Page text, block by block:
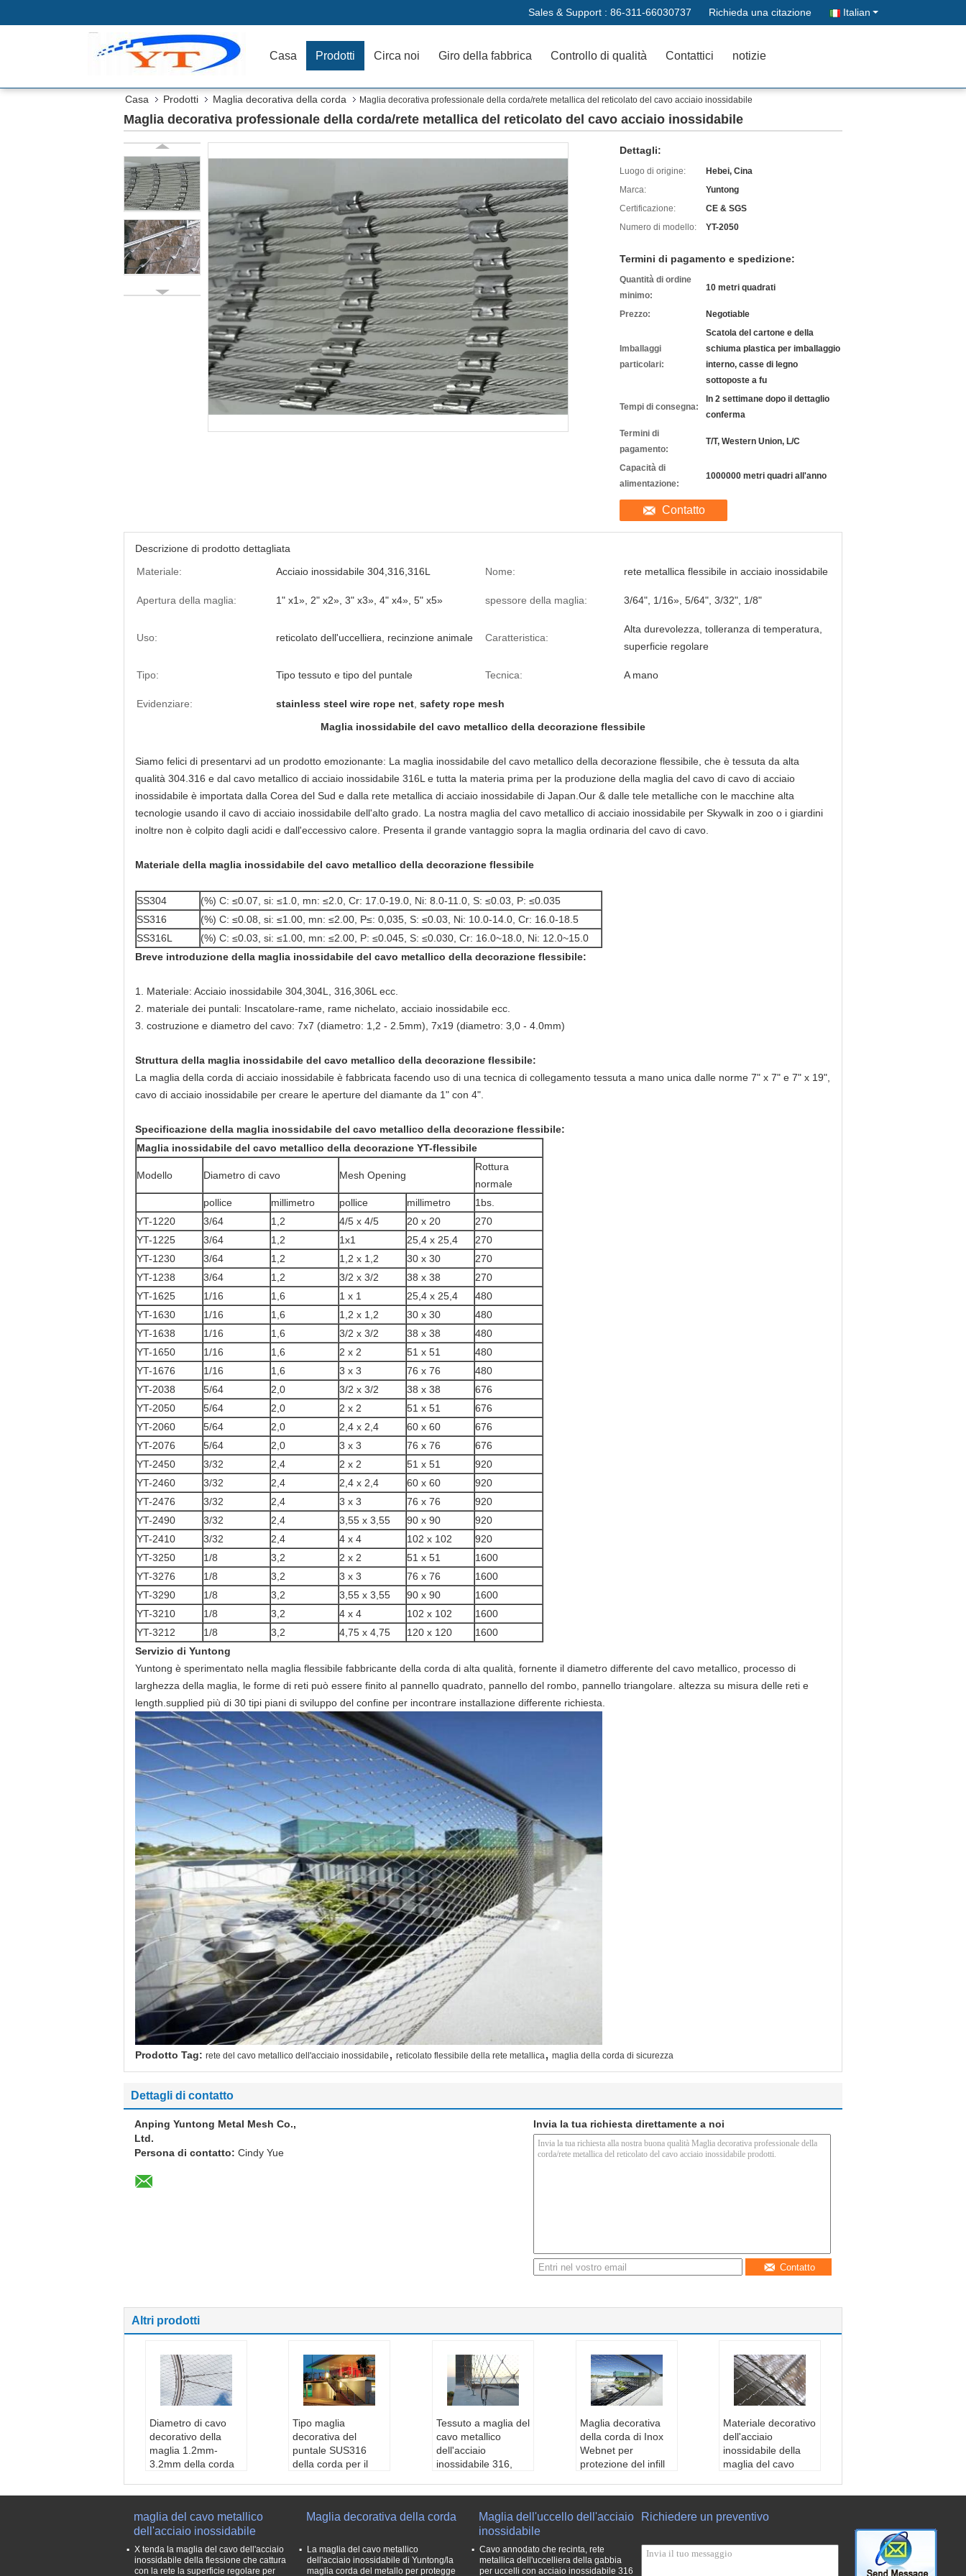
Sales & Support : 86-311-66030737 Richieda una citazione Italian
Casa Prodotti Circa noi Giro della fabbrica Controllo di qualità Contattici notizie
Casa Prodotti Maglia decorativa della corda Maglia decorativa professionale della corda/rete metallica del reticolato del cavo acciaio inossidabile
Maglia decorativa professionale della corda/rete metallica del reticolato del cavo acciaio inossidabile
Dettagli:
Luogo di origine:
Hebei, Cina
Marca:
Yuntong
Certificazione:
CE & SGS
Numero di modello:
YT-2050
Termini di pagamento e spedizione:
Quantità di ordine
minimo:
10 metri quadrati
Prezzo: Negotiable
Imballaggi
particolari:
Scatola del cartone e della
schiuma plastica per imballaggio
interno, casse di legno
sottoposte a fu
Tempi di consegna:
In 2 settimane dopo il dettaglio
conferma
Termini di
pagamento:
T/T, Western Union, L/C
Capacità di
alimentazione:
1000000 metri quadri all'anno
Contatto
Descrizione di prodotto dettagliata
Materiale:
Acciaio inossidabile 304,316,316L Nome: rete metallica flessibile in acciaio inossidabile
Apertura della maglia: 1" x1», 2" x2», 3" x3», 4" x4», 5" x5» spessore della maglia: 3/64", 1/16», 5/64", 3/32", 1/8"
Uso: reticolato dell'uccelliera, recinzione animale Caratteristica:
Alta durevolezza, tolleranza di temperatura,
superficie regolare
Tipo: Tipo tessuto e tipo del puntale Tecnica: A mano
Evidenziare: stainless steel wire rope net safety rope mesh
Maglia inossidabile del cavo metallico della decorazione flessibile
Siamo felici di presentarvi ad un prodotto emozionante: La maglia inossidabile del cavo metallico della decorazione flessibile, che è tessuta da alta
qualità 304.316 e dal cavo metallico di acciaio inossidabile 316L e tutta la materia prima per la produzione della maglia del cavo di cavo di acciaio
inossidabile è importata dalla Corea del Sud e dalla rete metallica di acciaio inossidabile di Japan.Our & dalle tele metalliche con le macchine alta
tecnologie usando il cavo di acciaio inossidabile dell'alto grado. La nostra maglia del cavo metallico di acciaio inossidabile per Skywalk in zoo o i giardini
inoltre non è colpito dagli acidi e dall'eccessivo calore. Presenta il grande vantaggio sopra la maglia ordinaria del cavo di cavo.
Materiale della maglia inossidabile del cavo metallico della decorazione flessibile
SS304
(%) C: ≤0.07, si: ≤1.0, mn: ≤2.0, Cr: 17.0-19.0, Ni: 8.0-11.0, S: ≤0.03, P: ≤0.035
SS316
(%) C: ≤0.08, si: ≤1.00, mn: ≤2.00, P≤: 0,035, S: ≤0.03, Ni: 10.0-14.0, Cr: 16.0-18.5
SS316L
(%) C: ≤0.03, si: ≤1.00, mn: ≤2.00, P: ≤0.045, S: ≤0.030, Cr: 16.0~18.0, Ni: 12.0~15.0
Breve introduzione della maglia inossidabile del cavo metallico della decorazione flessibile:
1. Materiale: Acciaio inossidabile 304,304L, 316,306L ecc.
2. materiale dei puntali: Inscatolare-rame, rame nichelato, acciaio inossidabile ecc.
3. costruzione e diametro del cavo: 7x7 (diametro: 1,2 - 2.5mm), 7x19 (diametro: 3,0 - 4.0mm)
Struttura della maglia inossidabile del cavo metallico della decorazione flessibile:
La maglia della corda di acciaio inossidabile è fabbricata facendo uso di una tecnica di collegamento tessuta a mano unica dalle norme 7" x 7" e 7" x 19",
cavo di acciaio inossidabile per creare le aperture del diamante da 1" con 4".
Specificazione della maglia inossidabile del cavo metallico della decorazione flessibile:
Maglia inossidabile del cavo metallico della decorazione YT-flessibile
Modello Diametro di cavo Mesh Opening
Rottura
normale
pollice
millimetro pollice millimetro
1bs.
YT-1220
3/64 1,2 4/5 x 4/5 20 x 20
270
YT-1225
3/64 1,2 1x1 25,4 x 25,4
270
YT-1230
3/64 1,2 1,2 x 1,2 30 x 30
270
YT-1238
3/64 1,2 3/2 x 3/2 38 x 38
270
YT-1625
1/16 1,6 1 x 1 25,4 x 25,4
480
YT-1630
1/16 1,6 1,2 x 1,2 30 x 30
480
YT-1638
1/16 1,6 3/2 x 3/2 38 x 38
480
YT-1650
1/16 1,6 2 x 2 51 x 51
480
YT-1676
1/16 1,6 3 x 3 76 x 76
480
YT-2038
5/64 2,0 3/2 x 3/2 38 x 38
676
YT-2050
5/64 2,0 2 x 2 51 x 51
676
YT-2060
5/64 2,0 2,4 x 2,4 60 x 60
676
YT-2076
5/64 2,0 3 x 3 76 x 76
676
YT-2450
3/32 2,4 2 x 2 51 x 51
920
YT-2460
3/32 2,4 2,4 x 2,4 60 x 60
920
YT-2476
3/32 2,4 3 x 3 76 x 76
920
YT-2490
3/32 2,4 3,55 x 3,55 90 x 90
920
YT-2410
3/32 2,4 4 x 4 102 x 102
920
YT-3250
1/8 3,2 2 x 2 51 x 51
1600
YT-3276
1/8 3,2 3 x 3 76 x 76
1600
YT-3290
1/8 3,2 3,55 x 3,55 90 x 90
1600
YT-3210
1/8 3,2 4 x 4 102 x 102
1600
YT-3212
1/8 3,2 4,75 x 4,75 120 x 120
1600
Servizio di Yuntong
Yuntong è sperimentato nella maglia flessibile fabbricante della corda di alta qualità, fornente il diametro differente del cavo metallico, processo di
larghezza della maglia, le forme di reti può essere finito al pannello quadrato, pannello del rombo, pannello triangolare. altezza su misura delle reti e
length.supplied più di 30 tipi piani di sviluppo del confine per incontrare installazione differente richiesta.
Prodotto Tag: rete del cavo metallico dell'acciaio inossidabile , reticolato flessibile della rete metallica, maglia della corda di sicurezza
Dettagli di contatto
Anping Yuntong Metal Mesh Co.,
Ltd.
Persona di contatto: Cindy Yue
Invia la tua richiesta direttamente a noi
Contatto
Altri prodotti
Diametro di cavo
decorativo della
maglia 1.2mm-
3.2mm della corda
nossidabile 304,31
6,316L
Diametro di cavo:
1.2mm-3.2mm
Nome:maglia flessi
Tipo maglia
decorativa del
puntale SUS316
della corda per il
Materiale:Acciaio i
6,316L
Diametro di cavo:
3/64", 1/16», 5/64",
Tessuto a maglia del
cavo metallico
dell'acciaio
inossidabile 316,
nome:
Tessuto a m
aglia decorativo dell
a corda dell'acciaio i
nossidabile 316
Materail:Ss 316, 3
Maglia decorativa
della corda di Inox
Webnet per
protezione del infill
6,316L
1.2mm-3.2mm
Apertura della mag
lia:25x25-200x200
Materiale decorativo
dell'acciaio
inossidabile della
maglia del cavo
Materiale:
6,316L
Diametro di cavo:
maglia del cavo metallico
dell'acciaio inossidabile
X tenda la maglia del cavo dell'acciaio
inossidabile della flessione che cattura
con la rete la superficie regolare per
Maglia decorativa della corda
La maglia del cavo metallico
dell'acciaio inossidabile di Yuntong/la
maglia corda del metallo per protegge
Maglia dell'uccello dell'acciaio
inossidabile
Cavo annodato che recinta, rete
metallica dell'uccelliera della gabbia
per uccelli con acciaio inossidabile 316
Richiedere un preventivo